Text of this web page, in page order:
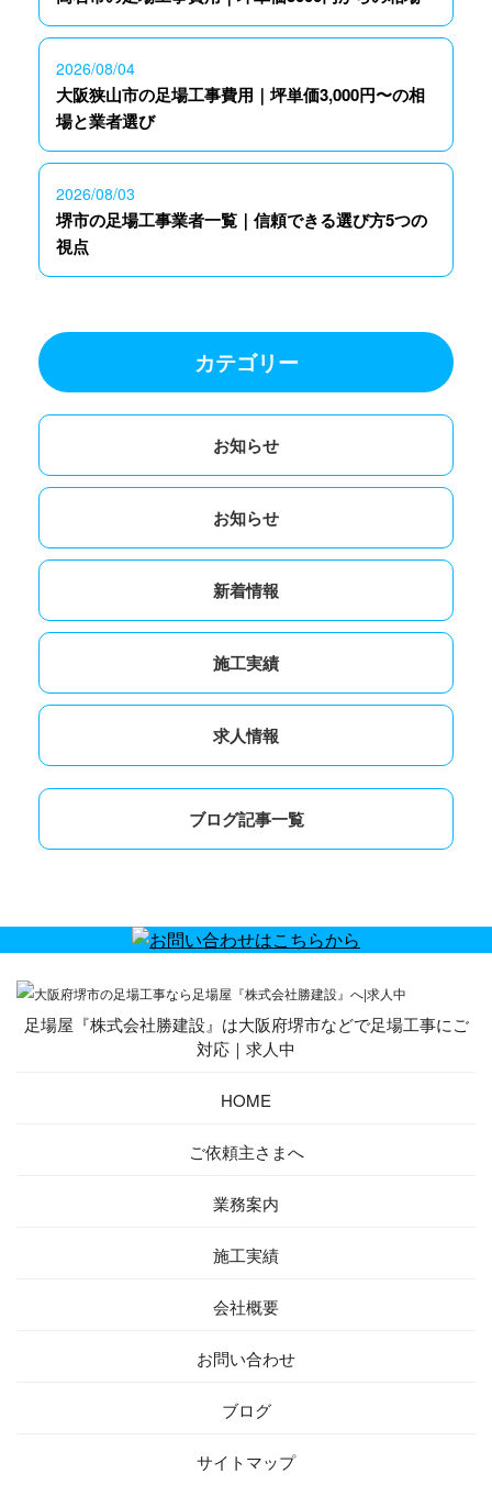
2026/08/04
大阪狭山市の足場工事費用｜坪単価3,000円〜の相
場と業者選び
2026/08/03
堺市の足場工事業者一覧｜信頼できる選び方5つの
視点
カテゴリー
お知らせ
お知らせ
新着情報
施工実績
求人情報
ブログ記事一覧
足場屋『株式会社勝建設』は大阪府堺市などで足場工事にご
対応｜求人中
HOME
ご依頼主さまへ
業務案内
施工実績
会社概要
お問い合わせ
ブログ
サイトマップ